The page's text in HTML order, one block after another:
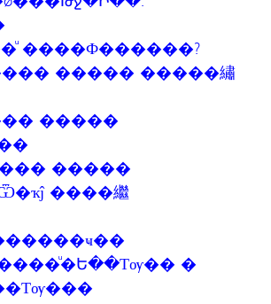
����Ф������?
����� �����繡
�����
�����
����繼
�